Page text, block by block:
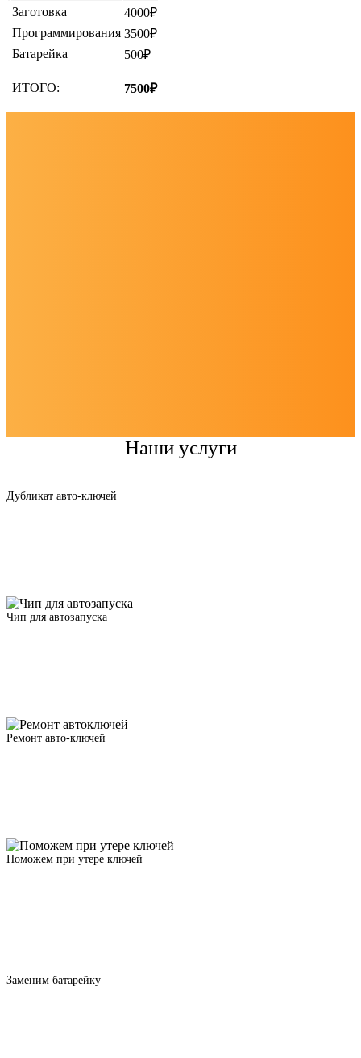
Заготовка
4000₽
Программирования 3500₽
Батарейка
500₽
ИТОГО: 7500₽
Наши услуги
Дубликат авто-ключей
Чип для автозапуска
Ремонт авто-ключей
Поможем при утере ключей
Заменим батарейку